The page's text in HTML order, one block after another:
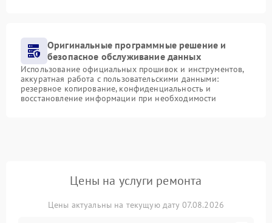
Оригинальные программные решение и
безопасное обслуживание данных
Использование официальных прошивок и инструментов,
аккуратная работа с пользовательскими данными:
резервное копирование, конфиденциальность и
восстановление информации при необходимости
Цены на услуги ремонта
Цены актуальны на текущую дату 07.08.2026